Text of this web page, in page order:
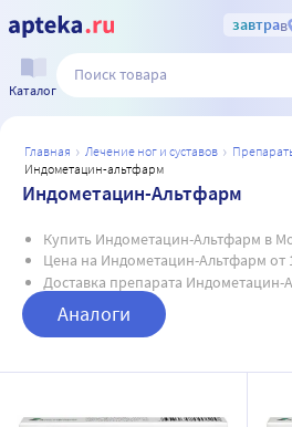
завтрав
Каталог
главная лечение ног и суставов
индометацин-альтфарм
Индометацин-Альтфарм
Купить Индометацин-Альтфарм в
Цена на Индометацин-Альтфарм от
Доставка препарата Индометацин-
Аналоги